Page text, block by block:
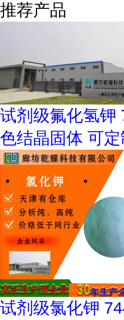
推荐产品
试剂级氟化氢钾
色结晶固体 可
试剂级氯化钾